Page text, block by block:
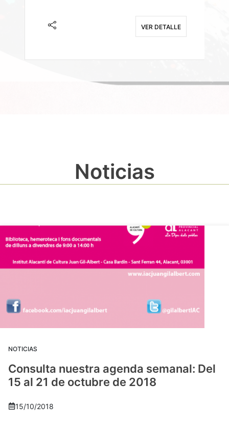
VER DETALLE
Noticias
NOTICIAS
Consulta nuestra agenda semanal: Del
15 al 21 de octubre de 2018
15/10/2018